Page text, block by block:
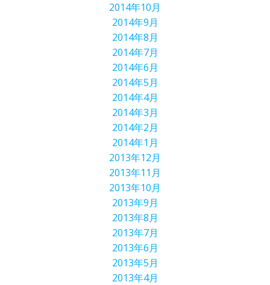
2014年10月
2014年9月
2014年8月
2014年7月
2014年6月
2014年5月
2014年4月
2014年3月
2014年2月
2014年1月
2013年12月
2013年11月
2013年10月
2013年9月
2013年8月
2013年7月
2013年6月
2013年5月
2013年4月